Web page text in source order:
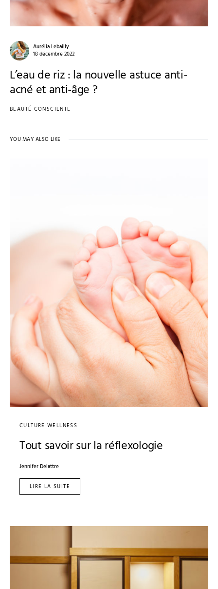
Aurélia Lebailly
18 décembre 2022
L’eau de riz : la nouvelle astuce anti-
acné et anti-âge ?
BEAUTÉ CONSCIENTE
YOU MAY ALSO LIKE
CULTURE WELLNESS
Tout savoir sur la réflexologie
Jennifer Delattre
LIRE LA SUITE